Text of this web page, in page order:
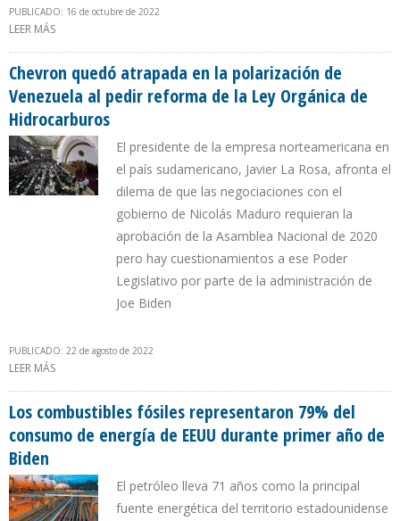
PUBLICADO: 16 de octubre de 2022
LEER MÁS
Chevron quedó atrapada en la polarización de
Venezuela al pedir reforma de la Ley Orgánica de
Hidrocarburos
El presidente de la empresa norteamericana en
el país sudamericano, Javier La Rosa, afronta el
dilema de que las negociaciones con el
gobierno de Nicolás Maduro requieran la
aprobación de la Asamblea Nacional de 2020
pero hay cuestionamientos a ese Poder
Legislativo por parte de la administración de
Joe Biden
PUBLICADO: 22 de agosto de 2022
LEER MÁS
HIDROCARBUROS
Los combustibles fósiles representaron 79% del
consumo de energía de EEUU durante primer año de
Biden
El petróleo lleva 71 años como la principal
fuente energética del territorio estadounidense